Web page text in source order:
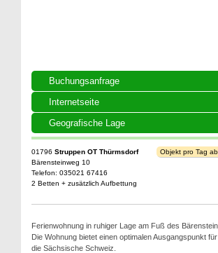
Buchungsanfrage
Internetseite
Geografische Lage
01796 Struppen OT Thürmsdorf
Bärensteinweg 10
Telefon: 035021 67416
2 Betten + zusätzlich Aufbettung
Objekt pro Tag
Ferienwohnung in ruhiger Lage am Fuß des
Die Wohnung bietet einen optimalen Ausgangspunkt
die Sächsische Schweiz.